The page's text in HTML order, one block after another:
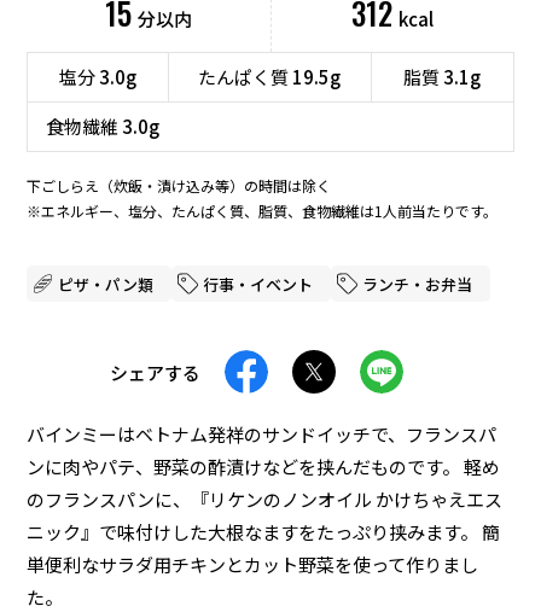
15 分以内 312 kcal
塩分3.0g たんぱく質19.5g 脂質3.1g
食物繊維 3.0g
下ごしらえ（炊飯・漬け込み等）の時間は除く
※エネルギー、塩分、たんぱく質、脂質、食物繊維は1人前当たりです。
ピザ・パン類 行事・イベント ランチ・お弁当
シェアする
バインミーはベトナム発祥のサンドイッチで、フランスパ
ンに肉やパテ、野菜の酢漬けなどを挟んだものです。 軽め
のフランスパンに、『リケンのノンオイル かけちゃえエス
ニック』で味付けした大根なますをたっぷり挟みます。 簡
単便利なサラダ用チキンとカット野菜を使って作りまし
た。
豆腐
パン
海藻
時短
定番・人気
行事・イベント
ボリューム満点
ランチ・お弁当
食物繊維
レンジで簡単
高たんぱく
夜食
春レシピ
夏レシピ
秋レシピ
冬レシピ